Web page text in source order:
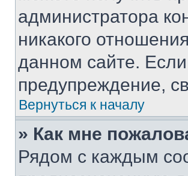
администратора
никакого
данном сайте.
предупреждение,
Вернуться к началу
» Как мне
Рядом с каждым